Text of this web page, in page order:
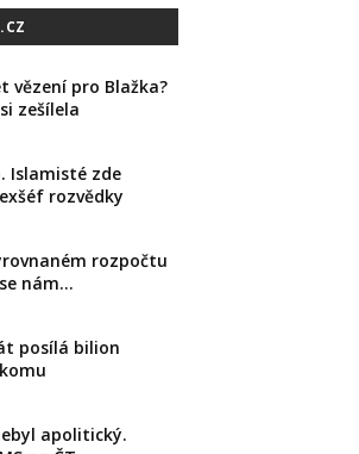
vězení pro Blažka?
zešílela
Islamisté zde
rozvědky
rozpočtu
nám…
posílá bilion
apolitický.